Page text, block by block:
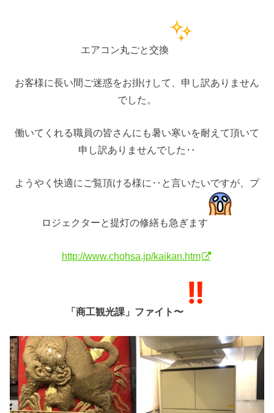
エアコン丸ごと交換
お客様に長い間ご迷惑をお掛けして、申し訳ありません
でした。
働いてくれる職員の皆さんにも暑い寒いを耐えて頂いて
申し訳ありませんでした‥
ようやく快適にご覧頂ける様に‥と言いたいですが、プ
ロジェクターと提灯の修繕も急ぎます
http://www.chohsa.jp/kaikan.htm
「商工観光課」ファイト〜